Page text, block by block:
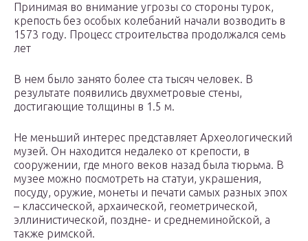
Принимая во внимание угрозы со стороны турок,
крепость без особых колебаний начали возводить в
1573 году. Процесс строительства продолжался семь
лет
В нем было занято более ста тысяч человек. В
результате появились двухметровые стены,
достигающие толщины в 1.5 м.
Не меньший интерес представляет Археологический
музей. Он находится недалеко от крепости, в
сооружении, где много веков назад была тюрьма. В
музее можно посмотреть на статуи, украшения,
посуду, оружие, монеты и печати самых разных эпох
– классической, архаической, геометрической,
эллинистической, поздне- и среднеминойской, а
также римской.